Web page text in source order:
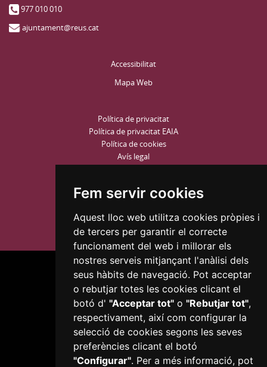
Fem servir cookies
Aquest lloc web utilitza cookies pròpies i
de tercers per garantir el correcte
funcionament del web i millorar els
nostres serveis mitjançant l'anàlisi dels
seus hàbits de navegació. Pot acceptar
o rebutjar totes les cookies clicant el
botó d'"Acceptar tot" o"Rebutjar tot",
respectivament, així com configurar la
selecció de cookies segons les seves
preferències clicant el botó
"Configurar". Per a més informació, pot
977 010 010
ajuntament@reus.cat
Accessibilitat
Mapa Web
Política de privacitat
Política de privacitat EAIA
Política de cookies
Avís legal
Plaça del Mercadal · 43201 Reus
977 010 010
ajuntament@reus.cat|reus.cat